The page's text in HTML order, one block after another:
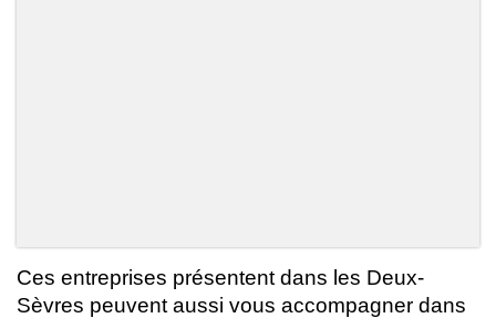
Ces entreprises présentent dans les Deux-
Sèvres peuvent aussi vous accompagner dans